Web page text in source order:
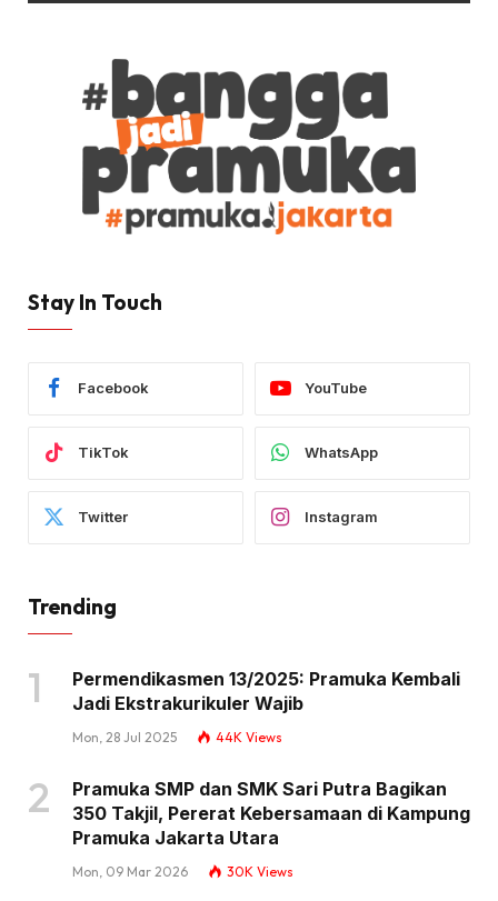
Stay In Touch
Facebook YouTube
TikTok WhatsApp
Twitter Instagram
Trending
Permendikasmen 13/2025: Pramuka Kembali
Jadi Ekstrakurikuler Wajib
Mon, 28 Jul 2025 44K Views
Pramuka SMP dan SMK Sari Putra Bagikan
350 Takjil, Pererat Kebersamaan di Kampung
Pramuka Jakarta Utara
Mon, 09 Mar 2026 30K Views